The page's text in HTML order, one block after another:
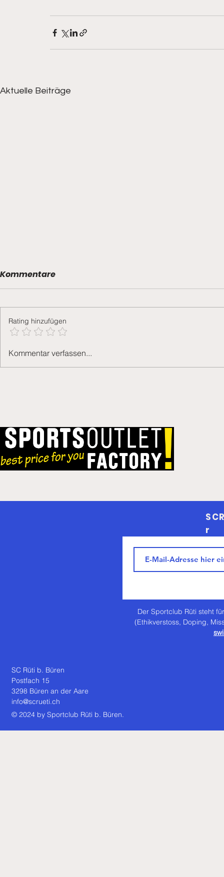
Aktuelle Beiträge
Generalversammlung
2026
Kommentare
Rating hinzufügen
Kommentar verfassen...
r
Der Sportclub Rüti steht
(Ethikverstoss, Doping,
SC Rüti b. Büren
Postfach 15
3298 Büren an der Aare
info@scrueti.ch
© 2024 by Sportclub Rüti b. Büren.